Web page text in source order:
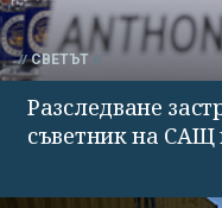
СВЕТЪТ
Разследване
съветник на САЩ